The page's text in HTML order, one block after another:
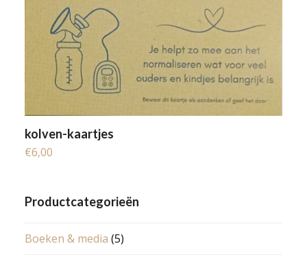
kolven-kaartjes
€6,00
Productcategorieën
Boeken & media (5)